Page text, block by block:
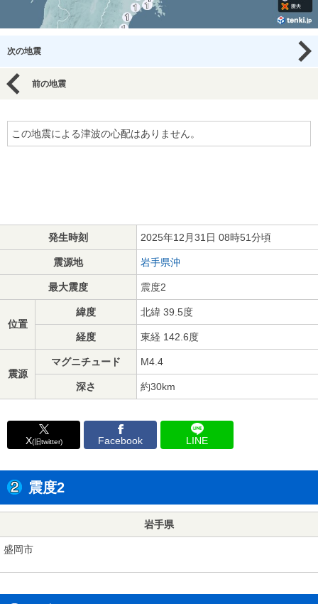
次の地震
前の地震
この地震による津波の心配はありません。
発生時刻 2025年12月31日 08時51分頃
震源地 岩手県沖
最大震度 震度2
位置
緯度 北緯 39.5度
経度 東経 142.6度
震源
マグニチュード M4.4
深さ 約30km
X(旧twitter) Facebook LINE
震度2
岩手県
盛岡市